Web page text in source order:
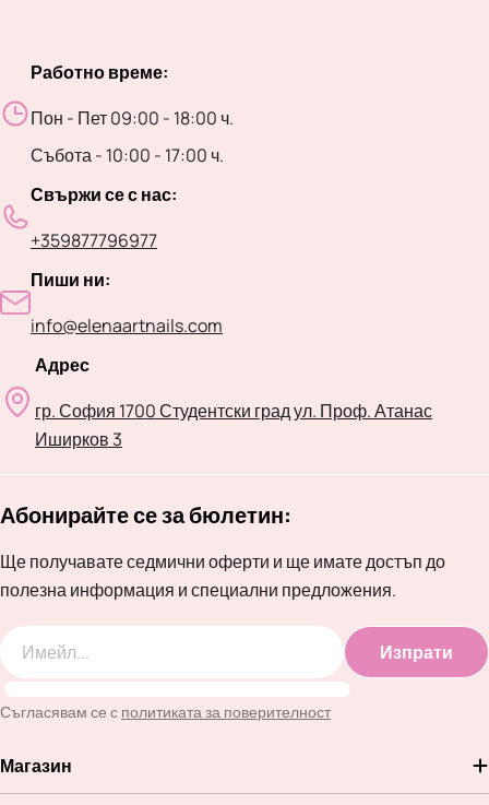
Работно време:
Пон - Пет 09:00 - 18:00 ч.
Събота - 10:00 - 17:00 ч.
Свържи се с нас:
+359877796977
Пиши ни:
info@elenaartnails.com
Адрес
гр. София 1700 Студентски град ул. Проф. Атанас
Иширков 3
Абонирайте се за бюлетин:
Ще получавате седмични оферти и ще имате достъп до
полезна информация и специални предложения.
Изпрати
Съгласявам се с политиката за поверителност
Магазин